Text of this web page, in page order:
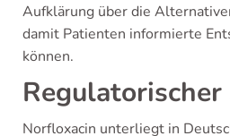
Aufklärung über die
damit Patienten informierte
können.
Norfloxacin unterliegt in